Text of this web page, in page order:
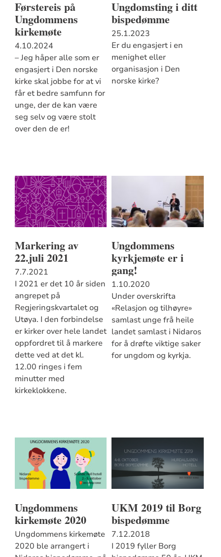
Førstereis på
Ungdommens
kirkemøte
4.10.2024
– Jeg håper alle som er
engasjert i Den norske
kirke skal jobbe for at vi
får et bedre samfunn for
unge, der de kan være
seg selv og være stolt
over den de er!
Ungdomsting i ditt
bispedømme
25.1.2023
Er du engasjert i en
menighet eller
organisasjon i Den
norske kirke?
Markering av
22.juli 2021
7.7.2021
I 2021 er det 10 år siden
angrepet på
Regjeringskvartalet og
Utøya. I den forbindelse
er kirker over hele landet
oppfordret til å markere
dette ved at det kl.
12.00 ringes i fem
minutter med
kirkeklokkene.
Ungdommens
kyrkjemøte er i
gang!
1.10.2020
Under overskrifta
«Relasjon og tilhøyre»
samlast unge frå heile
landet samlast i Nidaros
for å drøfte viktige saker
for ungdom og kyrkja.
Ungdommens
kirkemøte 2020
Ungdommens kirkemøte
2020 ble arrangert i
UKM 2019 til Borg
bispedømme
7.12.2018
I 2019 fyller Borg